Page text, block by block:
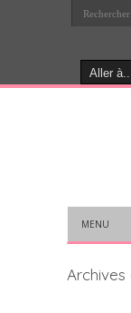
MENU
Archives